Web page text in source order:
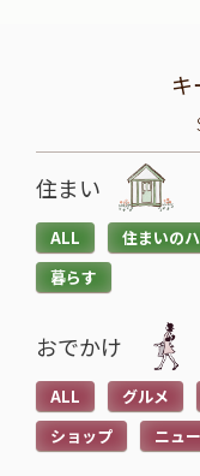
住まい
ALL 住まいの
暮らす
おでかけ
ALL グルメ
ショップ
ニュ